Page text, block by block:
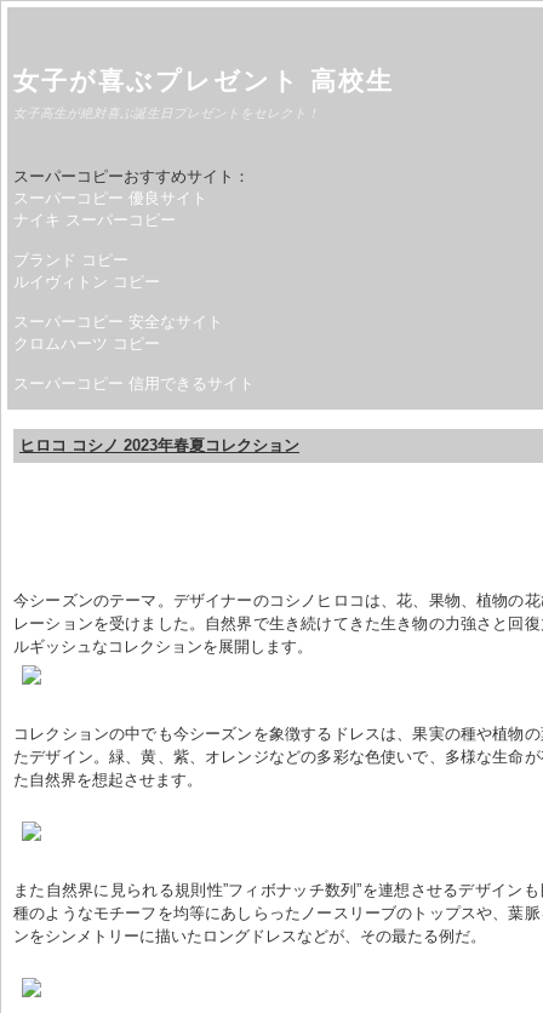
女子が喜ぶプレゼント 高校生
女子高生が絶対喜ぶ誕生日プレゼントをセレクト！
スーパーコピーおすすめサイト：
スーパーコピー 優良サイト
ナイキ スーパーコピー
ブランド コピー
ルイヴィトン コピー
スーパーコピー 安全なサイト
クロムハーツ コピー
スーパーコピー 信用できるサイト
ヒロコ コシノ 2023年春夏コレクション
今シーズンのテーマ。デザイナーのコシノヒロコは、花、果物、植物の
レーションを受けました。自然界で生き続けてきた生き物の力強さと回
コレクションの中でも今シーズンを象徴するドレスは、果実の種や植物
たデザイン。緑、黄、紫、オレンジなどの多彩な色使いで、多様な生命
た自然界を想起させます。
また自然界に見られる規則性”フィボナッチ数列”を連想させるデザイン
種のようなモチーフを均等にあしらったノースリーブのトップスや、葉
ンをシンメトリーに描いたロングドレスなどが、その最たる例だ。